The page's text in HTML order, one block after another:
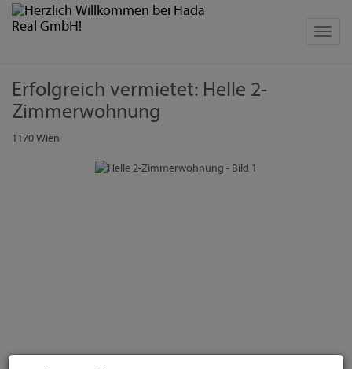
Erfolgreich vermietet: Helle 2-
Zimmerwohnung
1170 Wien